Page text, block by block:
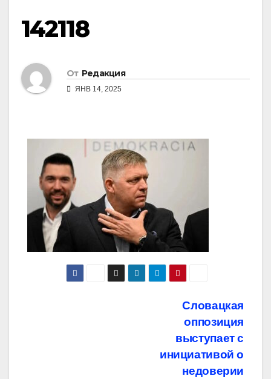
142118
От Редакция
ЯНВ 14, 2025
Словацкая
оппозиция
выступает с
инициативой о
недоверии